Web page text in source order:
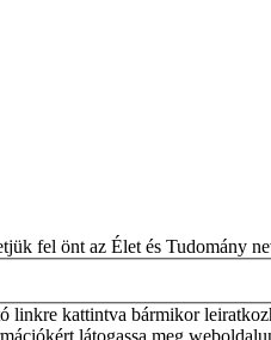
fel önt az Élet és Tudomány
linkre kattintva bármikor